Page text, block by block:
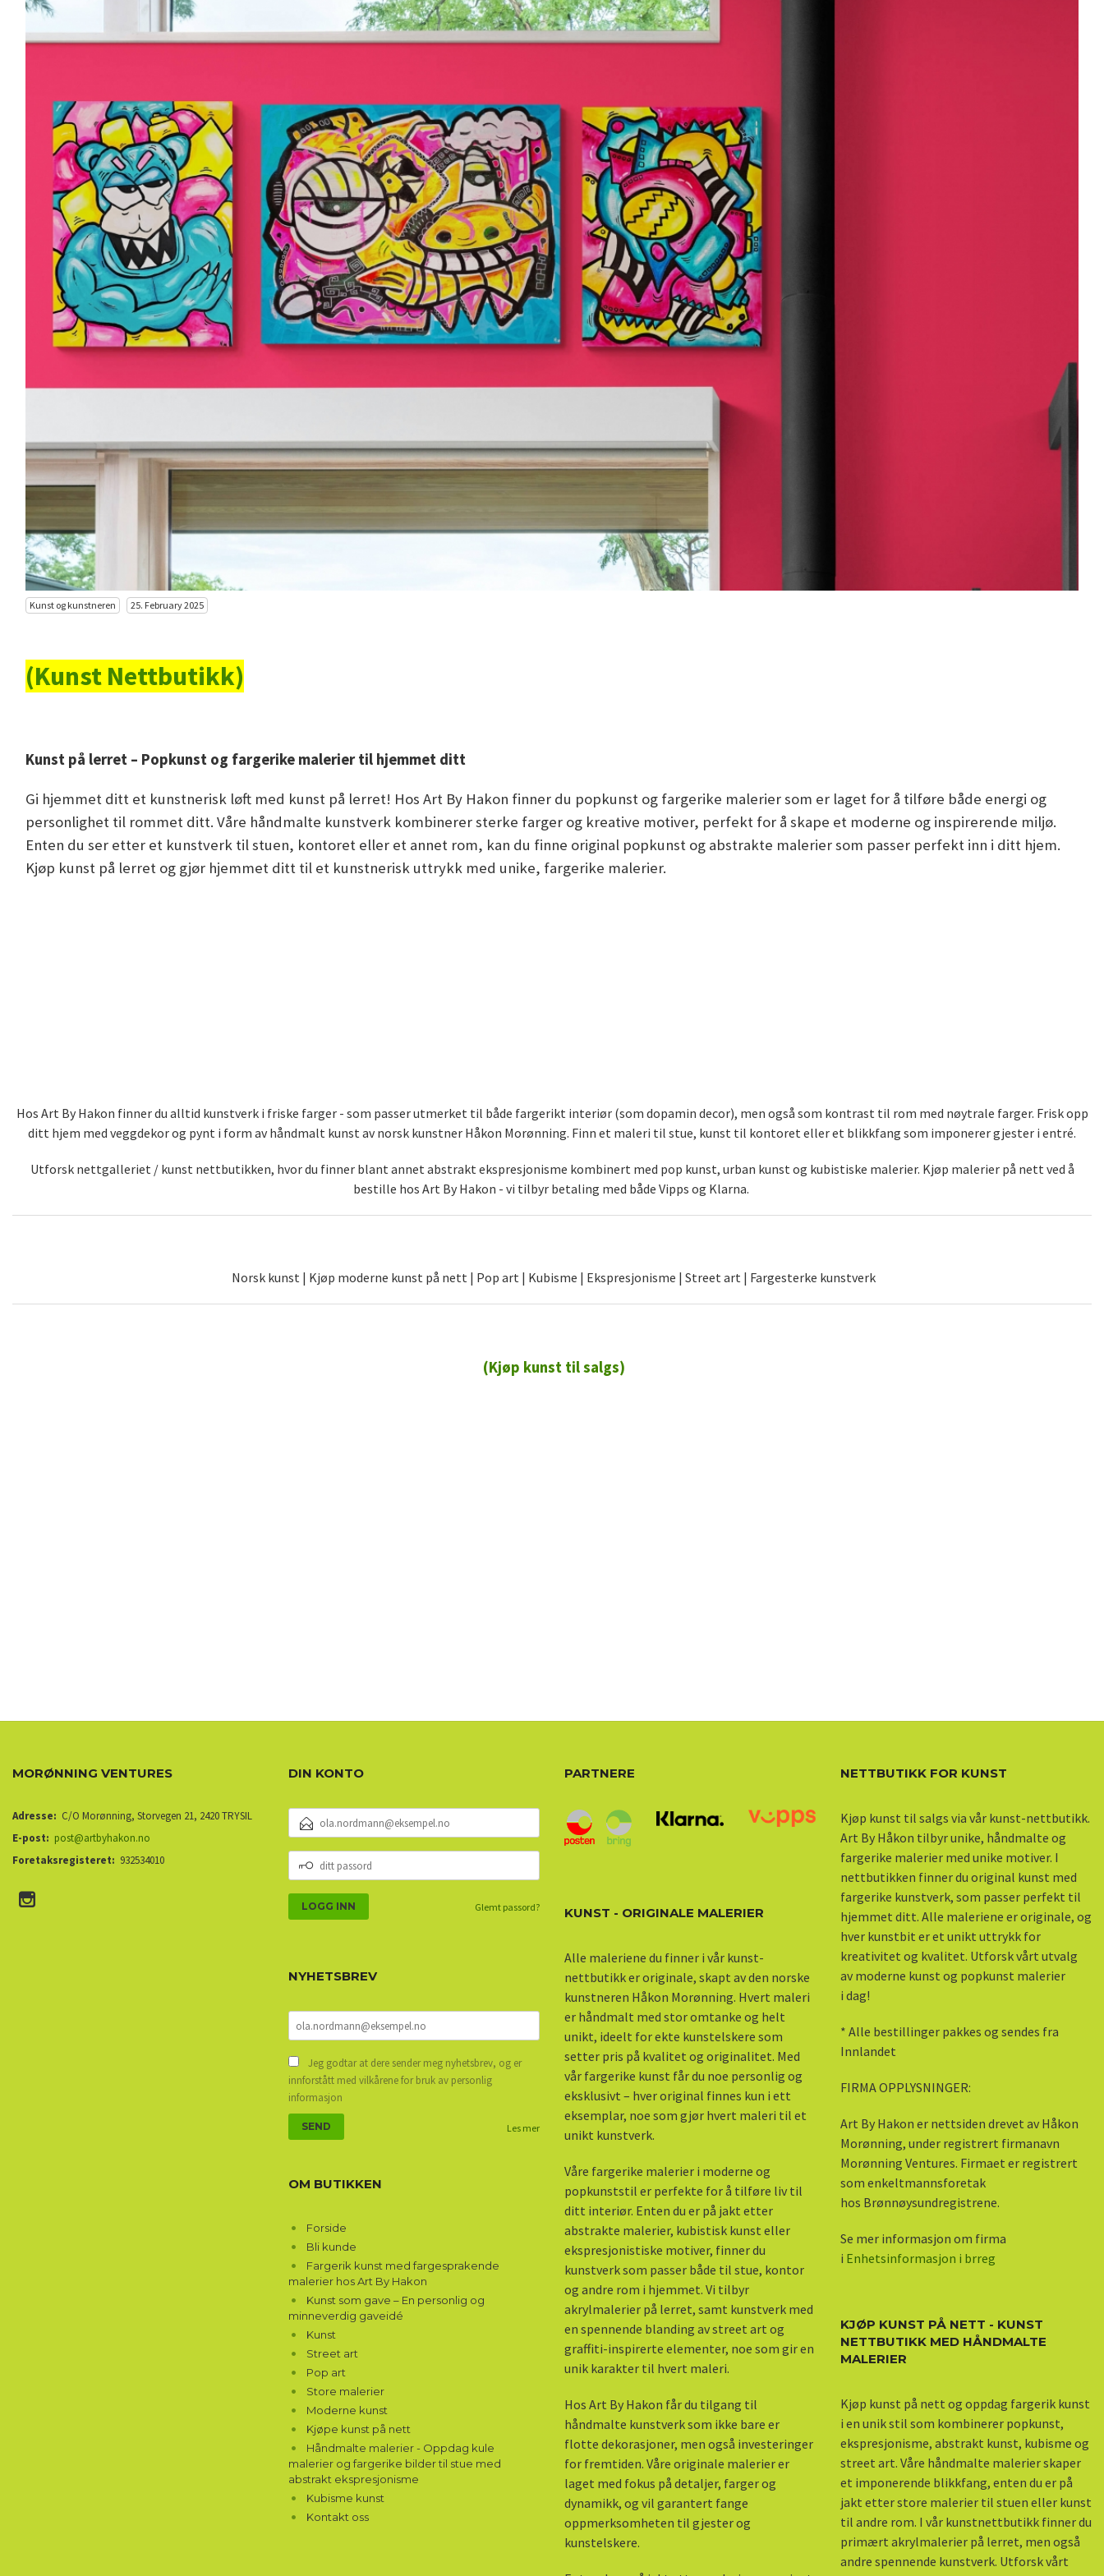
Kunst og kunstneren 25. February 2025
(Kunst Nettbutikk)
Kunst på lerret – Popkunst og fargerike malerier til hjemmet ditt
Gi hjemmet ditt et kunstnerisk løft med kunst på lerret! Hos Art By Hakon finner du popkunst og fargerike malerier som er laget for å tilføre både energi og
personlighet til rommet ditt. Våre håndmalte kunstverk kombinerer sterke farger og kreative motiver, perfekt for å skape et moderne og inspirerende miljø.
Enten du ser etter et kunstverk til stuen, kontoret eller et annet rom, kan du finne original popkunst og abstrakte malerier som passer perfekt inn i ditt hjem.
Kjøp kunst på lerret og gjør hjemmet ditt til et kunstnerisk uttrykk med unike, fargerike malerier.
Hos Art By Hakon finner du alltid kunstverk i friske farger - som passer utmerket til både fargerikt interiør (som dopamin decor), men også som kontrast til rom med nøytrale farger. Frisk opp
ditt hjem med veggdekor og pynt i form av håndmalt kunst av norsk kunstner Håkon Morønning. Finn et maleri til stue, kunst til kontoret eller et blikkfang som imponerer gjester i entré.
Utforsk nettgalleriet / kunst nettbutikken, hvor du finner blant annet abstrakt ekspresjonisme kombinert med pop kunst, urban kunst og kubistiske malerier. Kjøp malerier på nett ved å
bestille hos Art By Hakon - vi tilbyr betaling med både Vipps og Klarna.
Norsk kunst | Kjøp moderne kunst på nett | Pop art | Kubisme | Ekspresjonisme | Street art | Fargesterke kunstverk
(Kjøp kunst til salgs)
MORØNNING VENTURES
Adresse: C/O Morønning, Storvegen 21, 2420 TRYSIL
E-post: post@artbyhakon.no
Foretaksregisteret: 932534010
DIN KONTO
POSTADRESSE
PASSORD
Glemt passord?
NYHETSBREV
Jeg godtar at dere sender meg nyhetsbrev, og er
innforstått med vilkårene for bruk av personlig
informasjon
Les mer
OM BUTIKKEN
Forside
Bli kunde
Fargerik kunst med fargesprakende
malerier hos Art By Hakon
Kunst som gave – En personlig og
minneverdig gaveidé
Kunst
Street art
Pop art
Store malerier
Moderne kunst
Kjøpe kunst på nett
Håndmalte malerier - Oppdag kule
malerier og fargerike bilder til stue med
abstrakt ekspresjonisme
Kubisme kunst
Kontakt oss
PARTNERE
KUNST - ORIGINALE MALERIER
Alle maleriene du finner i vår kunst-
nettbutikk er originale, skapt av den norske
kunstneren Håkon Morønning. Hvert maleri
er håndmalt med stor omtanke og helt
unikt, ideelt for ekte kunstelskere som
setter pris på kvalitet og originalitet. Med
vår fargerike kunst får du noe personlig og
eksklusivt – hver original finnes kun i ett
eksemplar, noe som gjør hvert maleri til et
unikt kunstverk.
Våre fargerike malerier i moderne og
popkunststil er perfekte for å tilføre liv til
ditt interiør. Enten du er på jakt etter
abstrakte malerier, kubistisk kunst eller
ekspresjonistiske motiver, finner du
kunstverk som passer både til stue, kontor
og andre rom i hjemmet. Vi tilbyr
akrylmalerier på lerret, samt kunstverk med
en spennende blanding av street art og
graffiti-inspirerte elementer, noe som gir en
unik karakter til hvert maleri.
Hos Art By Hakon får du tilgang til
håndmalte kunstverk som ikke bare er
flotte dekorasjoner, men også investeringer
for fremtiden. Våre originale malerier er
laget med fokus på detaljer, farger og
dynamikk, og vil garantert fange
oppmerksomheten til gjester og
kunstelskere.
NETTBUTIKK FOR KUNST
Kjøp kunst til salgs via vår kunst-nettbutikk.
Art By Håkon tilbyr unike, håndmalte og
fargerike malerier med unike motiver. I
nettbutikken finner du original kunst med
fargerike kunstverk, som passer perfekt til
hjemmet ditt. Alle maleriene er originale, og
hver kunstbit er et unikt uttrykk for
kreativitet og kvalitet. Utforsk vårt utvalg
av moderne kunst og popkunst malerier
i dag!
* Alle bestillinger pakkes og sendes fra
Innlandet
FIRMA OPPLYSNINGER:
Art By Hakon er nettsiden drevet av Håkon
Morønning, under registrert firmanavn
Morønning Ventures. Firmaet er registrert
som enkeltmannsforetak
hos Brønnøysundregistrene.
Se mer informasjon om firma
i Enhetsinformasjon i brreg
KJØP KUNST PÅ NETT - KUNST
NETTBUTIKK MED HÅNDMALTE
MALERIER
Kjøp kunst på nett og oppdag fargerik kunst
i en unik stil som kombinerer popkunst,
ekspresjonisme, abstrakt kunst, kubisme og
street art. Våre håndmalte malerier skaper
et imponerende blikkfang, enten du er på
jakt etter store malerier til stuen eller kunst
til andre rom. I vår kunstnettbutikk finner du
primært akrylmalerier på lerret, men også
andre spennende kunstverk. Utforsk vårt